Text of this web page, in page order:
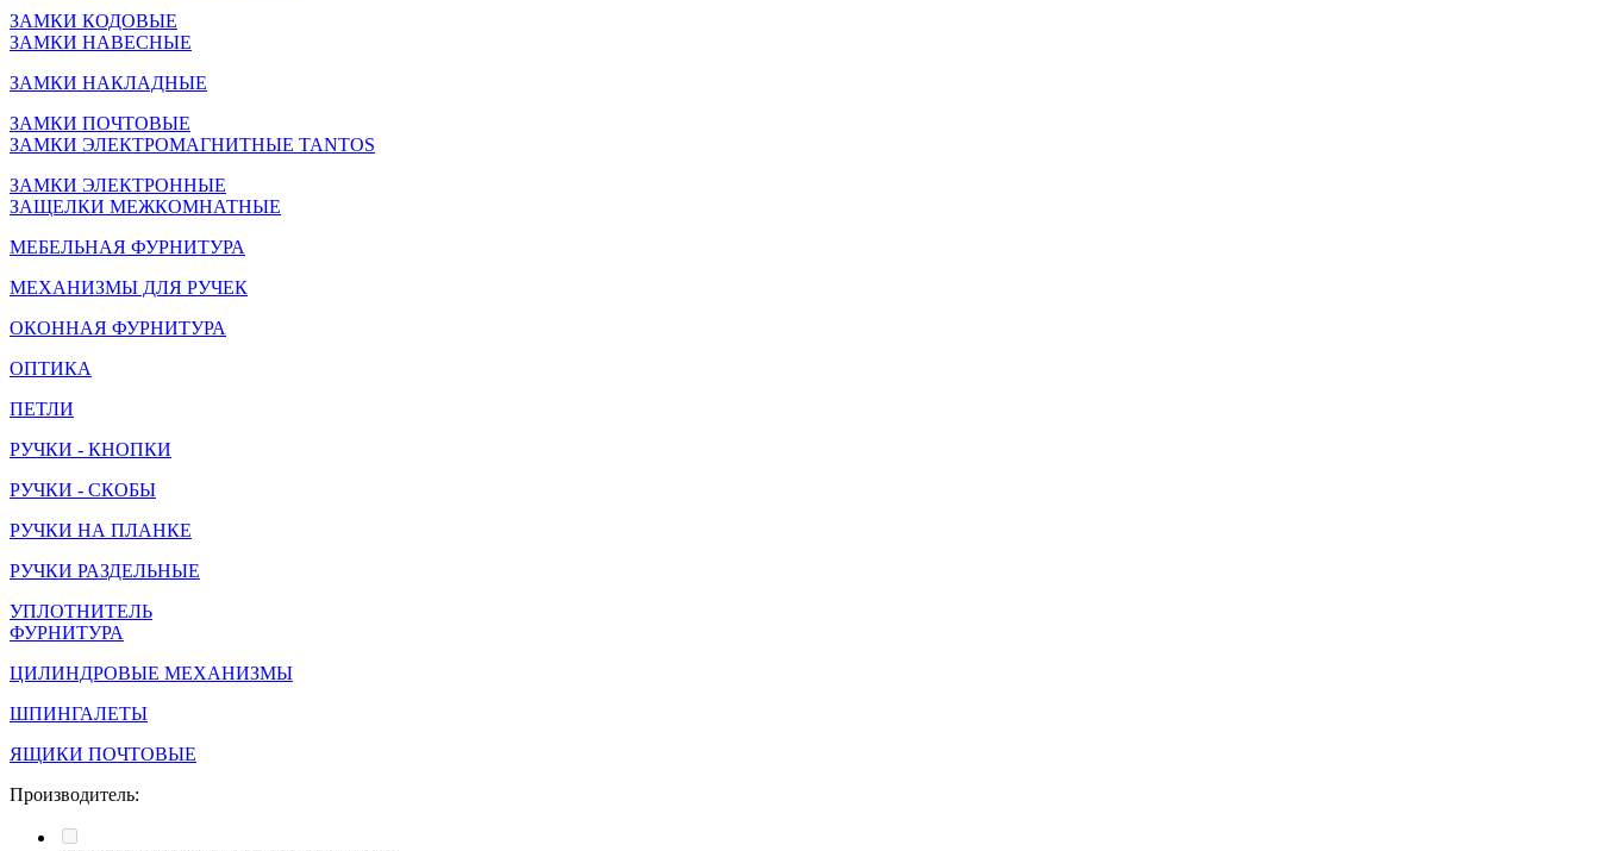
ЗАМКИ КОДОВЫЕ
ЗАМКИ НАВЕСНЫЕ
ЗАМКИ НАКЛАДНЫЕ
ЗАМКИ ПОЧТОВЫЕ
ЗАМКИ ЭЛЕКТРОМАГНИТНЫЕ TANTOS
ЗАМКИ ЭЛЕКТРОННЫЕ
ЗАЩЕЛКИ МЕЖКОМНАТНЫЕ
МЕБЕЛЬНАЯ ФУРНИТУРА
МЕХАНИЗМЫ ДЛЯ РУЧЕК
ОКОННАЯ ФУРНИТУРА
ОПТИКА
ПЕТЛИ
РУЧКИ - КНОПКИ
РУЧКИ - СКОБЫ
РУЧКИ НА ПЛАНКЕ
РУЧКИ РАЗДЕЛЬНЫЕ
УПЛОТНИТЕЛЬ
ФУРНИТУРА
ЦИЛИНДРОВЫЕ МЕХАНИЗМЫ
ШПИНГАЛЕТЫ
ЯЩИКИ ПОЧТОВЫЕ
Производитель: